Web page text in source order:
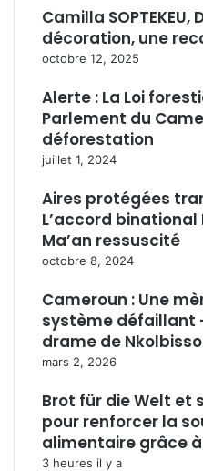
Camilla
décoration, une
octobre 12, 2025
Alerte : La Loi
Parlement du
déforestation
juillet 1, 2024
Aires protégées
L’accord
Ma’an ressuscité
octobre 8, 2024
Cameroun : Une
système défaillant
drame de
mars 2, 2026
Brot für die Welt et
pour renforcer la
alimentaire grâce
3 heures il y a